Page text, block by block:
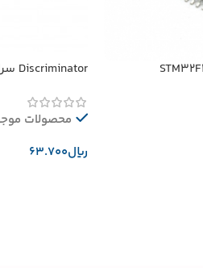
Discriminator سرامیکی 10.52MHZ
محصولات
﷼